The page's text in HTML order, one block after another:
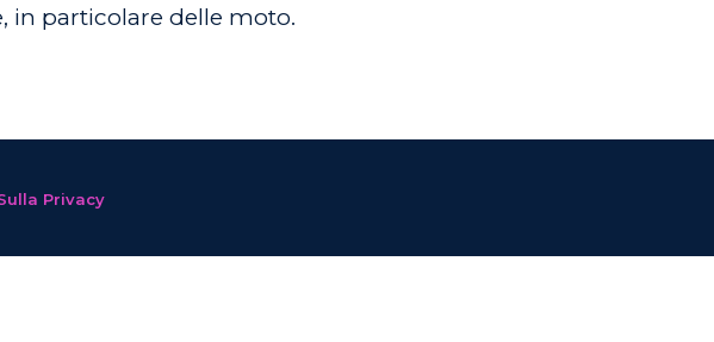
in particolare delle moto.
Privacy